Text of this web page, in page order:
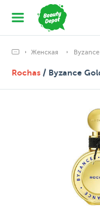
Женская
Rochas / Byzance